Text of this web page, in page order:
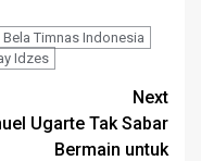
Bela Timnas Indonesia
Idzes
Next
Ugarte Tak Sabar
Bermain untuk